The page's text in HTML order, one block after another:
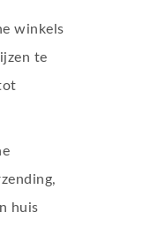
winkels
te
huis